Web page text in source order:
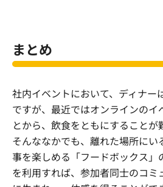
まとめ
社内イベントにおいて、ディナー
ですが、最近ではオンラインのイ
とから、飲食をともにすることが
そんななかでも、離れた場所に
事を楽しめる「フードボックス」
を利用すれば、参加者同士のコ